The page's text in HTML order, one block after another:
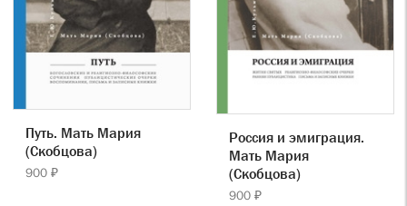
Путь. Мать Мария
(Скобцова)
900 ₽
Россия и эмиграция.
Мать Мария
(Скобцова)
900 ₽